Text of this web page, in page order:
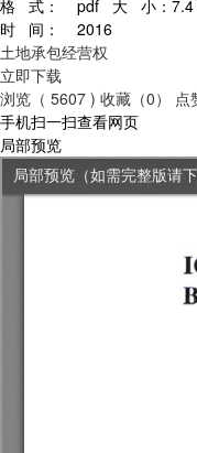
格 式： pdf 大 小：
时 间：
2016
土地承包经营权
立即下载
浏览（ 5607 ) 收藏（0） 点
手机扫一扫查看网页
局部预览